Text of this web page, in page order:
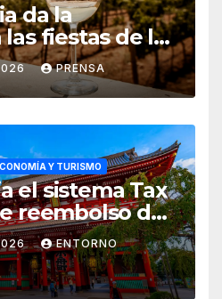
da la
fiestas de la
PRENSA
Y TURISMO
el sistema Tax
reembolso de
noviembre
ENTORNO